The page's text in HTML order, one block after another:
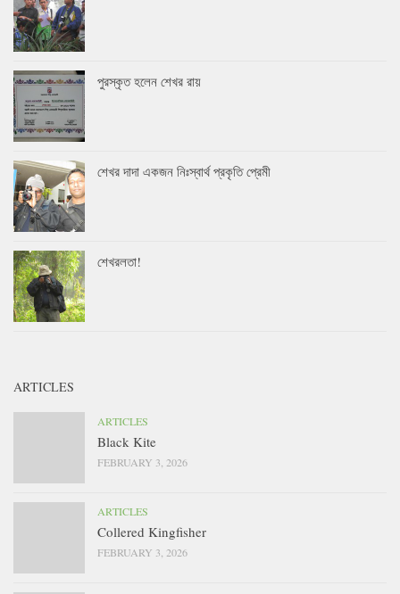
পুরস্কৃত হলেন শেখর রায়
শেখর দাদা একজন নিঃস্বার্থ প্রকৃতি প্রেমী
শেখরলতা!
ARTICLES
ARTICLES
Black Kite
FEBRUARY 3, 2026
ARTICLES
Collered Kingfisher
FEBRUARY 3, 2026